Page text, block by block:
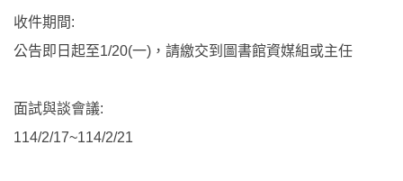
收件期間:
公告即日起至1/20(一)，請繳交到圖書館資媒組或主任
面試與談會議:
114/2/17~114/2/21